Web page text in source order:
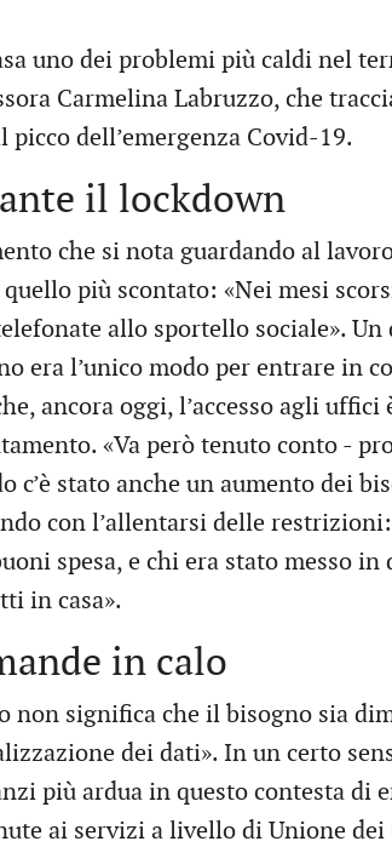
uno dei problemi più caldi nel
Carmelina Labruzzo, che
picco dell’emergenza Covid-19.
il lockdown
che si nota guardando al
quello più scontato: «Nei mesi
allo sportello sociale».
era l’unico modo per entrare in
ancora oggi, l’accesso agli
«Va però tenuto conto -
c’è stato anche un aumento dei
con l’allentarsi delle
spesa, e chi era stato messo
in casa».
in calo
non significa che il bisogno sia
dei dati». In un certo
più ardua in questo contesta di
ai servizi a livello di Unione